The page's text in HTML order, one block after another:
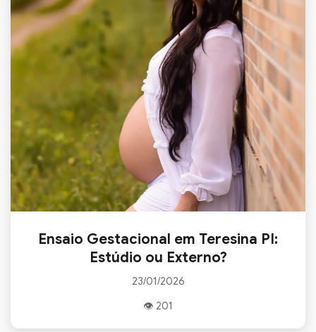
Ensaio Gestacional em Teresina PI:
Estúdio ou Externo?
23/01/2026
👁 201